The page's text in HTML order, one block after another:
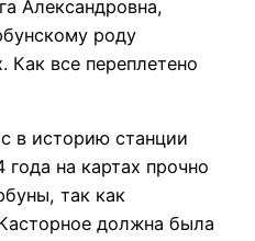
Александровна,
роду
все переплетено
в историю станции
года на картах прочно
так как
должна была